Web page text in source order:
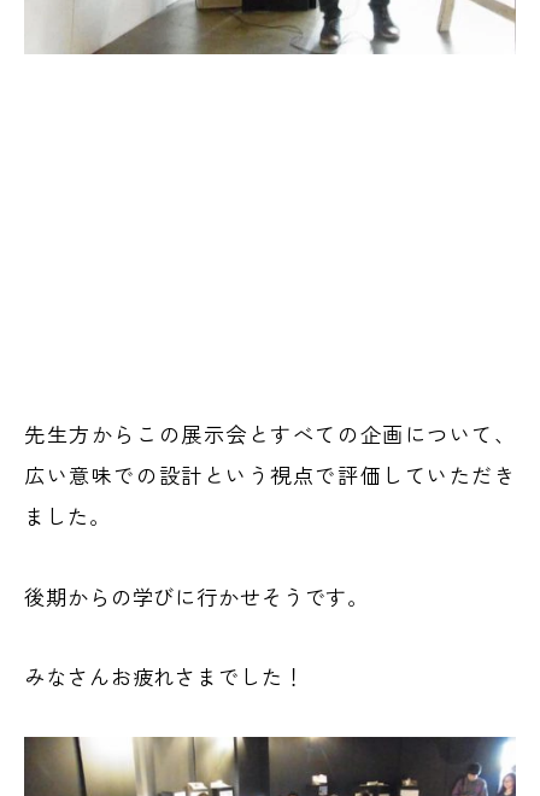
先生方からこの展示会とすべての企画について、
広い意味での設計という視点で評価していただき
ました。
後期からの学びに行かせそうです。
みなさんお疲れさまでした！